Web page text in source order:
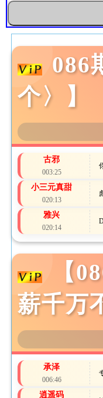
086
个〉】
古邪
003:25
小三元真甜
020:13
雅兴
020:14
【
薪千万
承泽
006:46
逍遥码